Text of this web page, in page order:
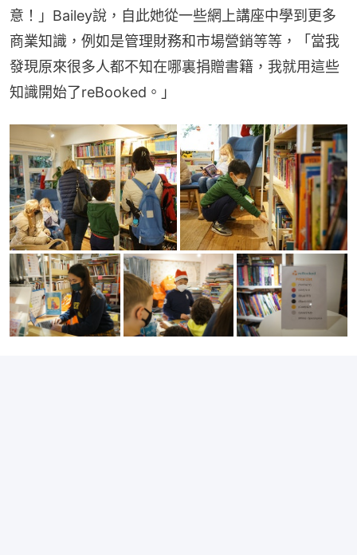
意！」Bailey說，自此她從一些網上講座中學到更多
商業知識，例如是管理財務和市場營銷等等，「當我
發現原來很多人都不知在哪裏捐贈書籍，我就用這些
知識開始了reBooked。」